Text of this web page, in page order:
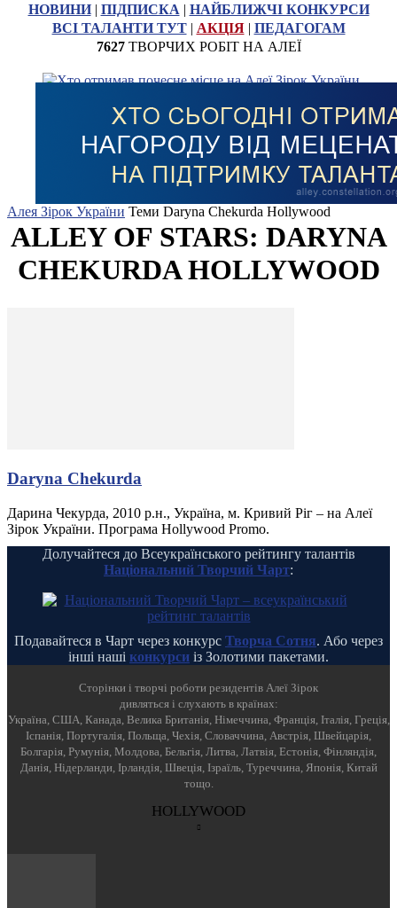
НОВИНИ| ПІДПИСКА | НАЙБЛИЖЧІ КОНКУРСИ
ВСІ ТАЛАНТИ ТУТ| АКЦІЯ| ПЕДАГОГАМ
7627ТВОРЧИХ РОБІТ НА АЛЕЇ
Алея Зірок України Теми Daryna Chekurda Hollywood
ALLEY OF STARS: DARYNA
CHEKURDA HOLLYWOOD
Daryna Chekurda
Дарина Чекурда, 2010 р.н., Україна, м. Кривий Ріг – на Алеї
Зірок України. Програма Hollywood Promo.
Долучайтеся до Всеукраїнського рейтингу талантів
Національний Творчий Чарт:
Подавайтеся в Чарт через конкурс Творча Сотня. Або через
інші наші конкурси із Золотими пакетами.
Cторінки і творчі роботи резидентів Алеї Зірок
дивляться і слухають в країнах:
Україна, США, Канада, Велика Британія, Німеччина, Франція, Італія, Греція,
Іспанія, Португалія, Польща, Чехія, Словаччина, Австрія, Швейцарія,
Болгарія, Румунія, Молдова, Бельгія, Литва, Латвія, Естонія, Фінляндія,
Данія, Нідерланди, Ірландія, Швеція, Ізраїль, Туреччина, Японія, Китай
тощо.
HOLLYWOOD